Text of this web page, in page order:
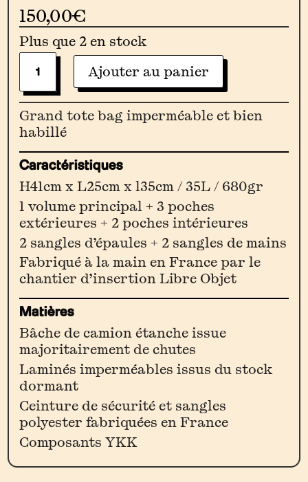
150,00€
Plus que 2 en stock
Le
Cabas
V3.0
[Sauge]
Ajouter au panier
Grand tote bag imperméable et bien
habillé
Caractéristiques
H41cm x L25cm x l35cm / 35L / 680gr
1 volume principal + 3 poches
extérieures + 2 poches intérieures
2 sangles d’épaules + 2 sangles de mains
Fabriqué à la main en France par le
chantier d’insertion Libre Objet
Matières
Bâche de camion étanche issue
majoritairement de chutes
Laminés imperméables issus du stock
dormant
Ceinture de sécurité et sangles
polyester fabriquées en France
Composants YKK